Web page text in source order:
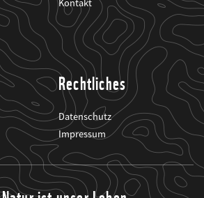
Rechtliches
Datenschutz
Impressum